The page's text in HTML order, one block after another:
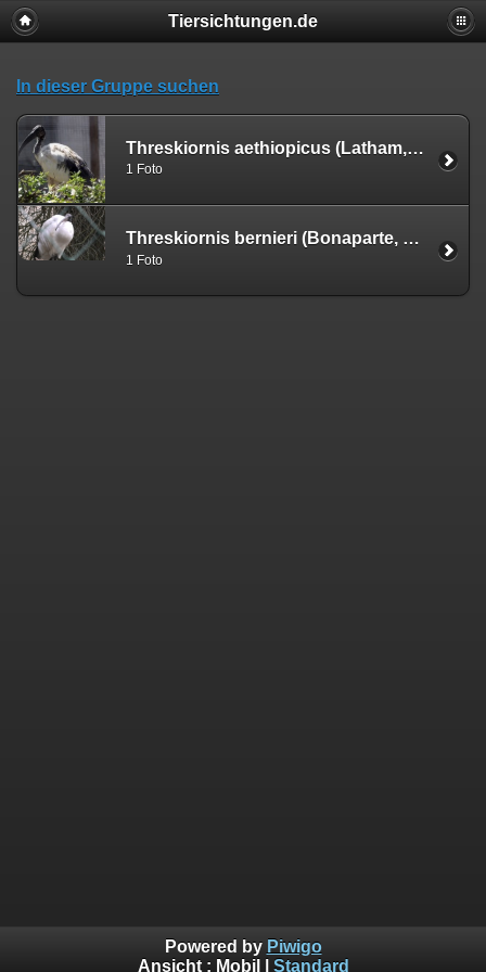
Tiersichtungen.de
In dieser Gruppe suchen
Threskiornis aethiopicus (Latham, 1790)
1 Foto
Threskiornis bernieri (Bonaparte, 1855)
1 Foto
Powered by Piwigo
Ansicht : Mobil Standard